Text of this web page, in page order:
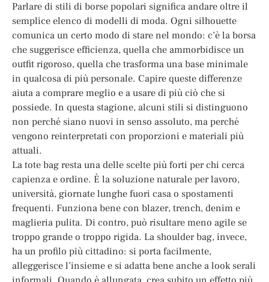
Parlare di stili di borse popolari significa andare oltre il
semplice elenco di modelli di moda. Ogni silhouette
comunica un certo modo di stare nel mondo: c’è la borsa
che suggerisce efficienza, quella che ammorbidisce un
outfit rigoroso, quella che trasforma una base minimale
in qualcosa di più personale. Capire queste differenze
aiuta a comprare meglio e a usare di più ciò che si
possiede. In questa stagione, alcuni stili si distinguono
non perché siano nuovi in senso assoluto, ma perché
vengono reinterpretati con proporzioni e materiali più
attuali.
La tote bag resta una delle scelte più forti per chi cerca
capienza e ordine. È la soluzione naturale per lavoro,
università, giornate lunghe fuori casa o spostamenti
frequenti. Funziona bene con blazer, trench, denim e
maglieria pulita. Di contro, può risultare meno agile se
troppo grande o troppo rigida. La shoulder bag, invece,
ha un profilo più cittadino: si porta facilmente,
alleggerisce l’insieme e si adatta bene anche a look serali